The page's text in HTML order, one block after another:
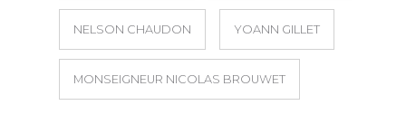
NELSON CHAUDON YOANN GILLET
MONSEIGNEUR NICOLAS BROUWET